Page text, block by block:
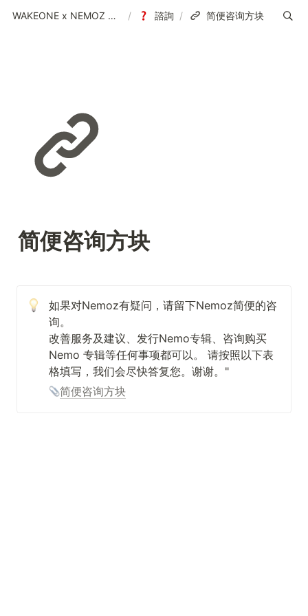
WAKEONE x NEMOZ 中文(繁) / 諮詢 / 简便咨询方块
简便咨询方块
如果对Nemoz有疑问，请留下Nemoz简便的咨
询。
改善服务及建议、发行Nemo专辑、咨询购买
Nemo 专辑等任何事项都可以。 请按照以下表
格填写，我们会尽快答复您。谢谢。"
简便咨询方块